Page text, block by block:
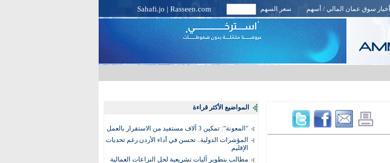
أخبار سوق عمان المالي / أسهم سعر السهم Sahafi.jo | Rasseen.com
المواضيع الأكثر قراءة
"المعونة": تمكين 3 آلاف مستفيد من الاستقرار بالعمل
المؤشرات الدولية.. تحسن في أداء الأردن رغم تحديات
الإقليم
مطالب بتطوير آليات تشريعية لحل النزاعات العمالية